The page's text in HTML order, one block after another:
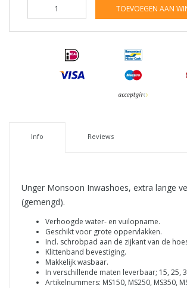
TOEVOEGEN AAN
Info Reviews
Unger Monsoon Inwashoes, extra lange
(gemengd).
Verhoogde water- en vuilopname.
Geschikt voor grote oppervlakken.
Incl. schrobpad aan de zijkant van de
Klittenband bevestiging.
Makkelijk wasbaar.
In verschillende maten leverbaar; 15, 25,
Artikelnummers: MS150, MS250, MS350,